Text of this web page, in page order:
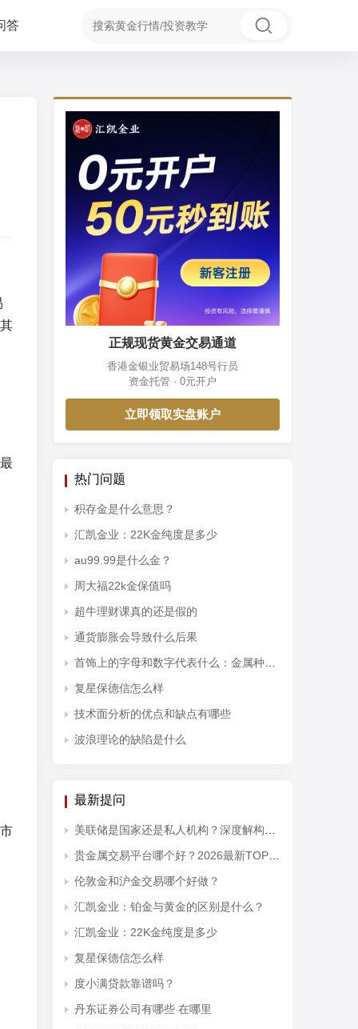
答
正规现货黄金交易通道
香港金银业贸易场148号行员
资金托管 · 0元开户
立即领取实盘账户
热门问题
积存金是什么意思？
汇凯金业：22K金纯度是多少
au99.99是什么金？
周大福22k金保值吗
超牛理财课真的还是假的
通货膨胀会导致什么后果
首饰上的字母和数字代表什么：金属种类和纯度
复星保德信怎么样
技术面分析的优点和缺点有哪些
波浪理论的缺陷是什么
最新提问
美联储是国家还是私人机构？深度解构其对黄金投资开户的宏观影响
贵金属交易平台哪个好？2026最新TOP10排行榜权威发布
伦敦金和沪金交易哪个好做？
汇凯金业：铂金与黄金的区别是什么？
汇凯金业：22K金纯度是多少
复星保德信怎么样
度小满贷款靠谱吗？
丹东证券公司有哪些 在哪里